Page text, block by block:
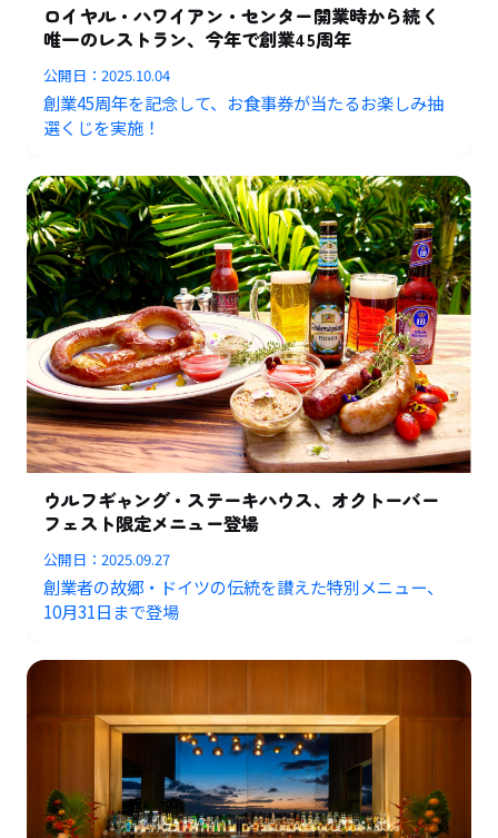
ロイヤル・ハワイアン・センター開業時から続く
唯一のレストラン、今年で創業45周年
公開日：2025.10.04
創業45周年を記念して、お食事券が当たるお楽しみ抽
選くじを実施！
ウルフギャング・ステーキハウス、オクトーバー
フェスト限定メニュー登場
公開日：2025.09.27
創業者の故郷・ドイツの伝統を讃えた特別メニュー、
10月31日まで登場